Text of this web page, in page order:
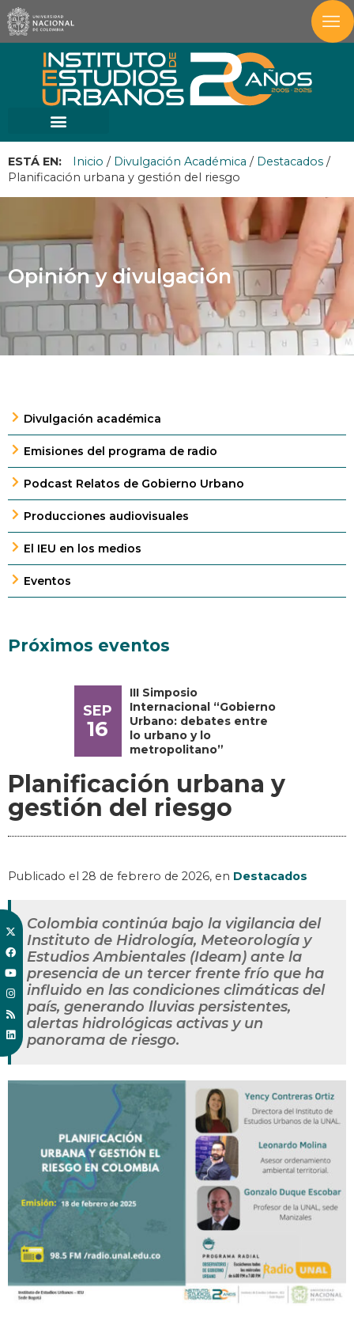
ESTÁ EN: Inicio / Divulgación Académica / Destacados /
Planificación urbana y gestión del riesgo
Opinión y divulgación
Divulgación académica
Emisiones del programa de radio
Podcast Relatos de Gobierno Urbano
Producciones audiovisuales
El IEU en los medios
Eventos
Próximos eventos
SEP
16
III Simposio
Internacional “Gobierno
Urbano: debates entre
lo urbano y lo
metropolitano”
Planificación urbana y
gestión del riesgo
Publicado el 28 de febrero de 2026, en Destacados
Colombia continúa bajo la vigilancia del
Instituto de Hidrología, Meteorología y
Estudios Ambientales (Ideam) ante la
presencia de un tercer frente frío que ha
influido en las condiciones climáticas del
país, generando lluvias persistentes,
alertas hidrológicas activas y un
panorama de riesgo.